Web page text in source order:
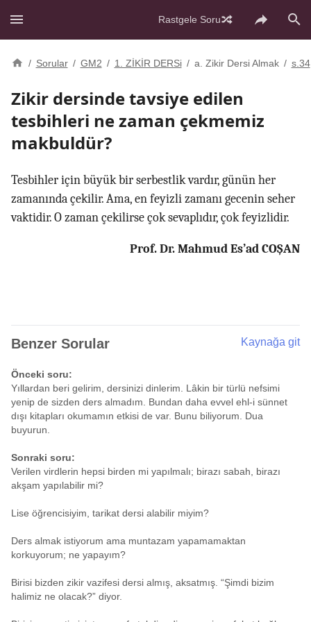
Rastgele Soru
/ Sorular / GM2 / 1. ZİKİR DERSi / a. Zikir Dersi Almak / s.34
Zikir dersinde tavsiye edilen
tesbihleri ne zaman çekmemiz
makbuldür?
Tesbihler için büyük bir serbestlik vardır, günün her
zamanında çekilir. Ama, en feyizli zamanı gecenin seher
vaktidir. O zaman çekilirse çok sevaplıdır, çok feyizlidir.
Prof. Dr. Mahmud Es’ad COŞAN
Benzer Sorular Kaynağa git
Önceki soru:
Yıllardan beri gelirim, dersinizi dinlerim. Lâkin bir türlü nefsimi
yenip de sizden ders almadım. Bundan daha evvel ehl-i sünnet
dışı kitapları okumamın etkisi de var. Bunu biliyorum. Dua
buyurun.
Sonraki soru:
Verilen virdlerin hepsi birden mi yapılmalı; birazı sabah, birazı
akşam yapılabilir mi?
Lise öğrencisiyim, tarikat dersi alabilir miyim?
Ders almak istiyorum ama muntazam yapamamaktan
korkuyorum; ne yapayım?
Birisi bizden zikir vazifesi dersi almış, aksatmış. “Şimdi bizim
halimiz ne olacak?” diyor.